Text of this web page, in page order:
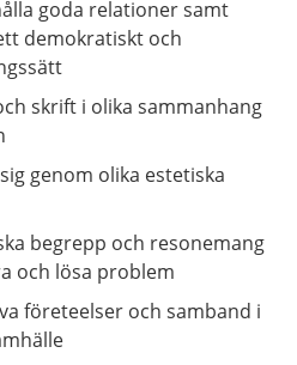
goda relationer samt
demokratiskt och
skrift i olika sammanhang
genom olika estetiska
begrepp och resonemang
och lösa problem
företeelser och samband i